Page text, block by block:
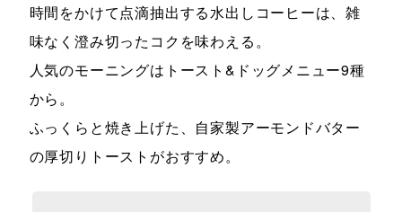
時間をかけて点滴抽出する水出しコーヒーは、雑
味なく澄み切ったコクを味わえる。
人気のモーニングはトースト&ドッグメニュー9種
から。
ふっくらと焼き上げた、自家製アーモンドバター
の厚切りトーストがおすすめ。